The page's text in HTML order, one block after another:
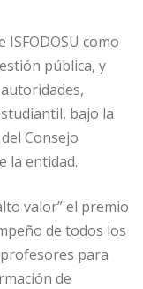
como
pública, y
bajo la
Consejo
la entidad.
valor” el premio
de todos los
para
de